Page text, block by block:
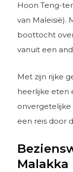
Hoon Teng-
van Maleisië).
boottocht
vanuit een
Met zijn rijke
heerlijke eten
een reis door
Malakka